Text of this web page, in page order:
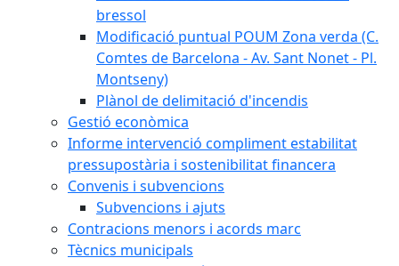
bressol
Modificació puntual POUM Zona verda (C.
Comtes de Barcelona - Av. Sant Nonet - Pl.
Montseny)
Plànol de delimitació d'incendis
Gestió econòmica
Informe intervenció compliment estabilitat
pressupostària i sostenibilitat financera
Convenis i subvencions
Subvencions i ajuts
Contracions menors i acords marc
Tècnics municipals